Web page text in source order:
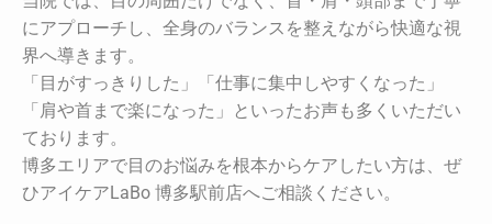
にアプローチし、全身のバランスを整えながら快適な視
界へ導きます。
「目がすっきりした」「仕事に集中しやすくなった」
「肩や首まで楽になった」といったお声も多くいただい
ております。
博多エリアで目のお悩みを根本からケアしたい方は、ぜ
ひアイケアLaBo 博多駅前店へご相談ください。